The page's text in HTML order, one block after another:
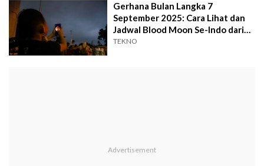
Gerhana Bulan Langka 7
September 2025: Cara Lihat dan
Jadwal Blood Moon Se-Indo dari
WIB-WIT
TEKNO